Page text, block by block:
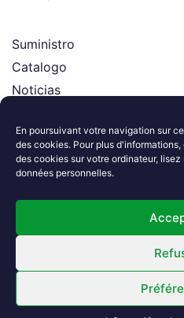
En poursuivant votre navigation sur
des cookies. Pour plus
des cookies sur votre ordinateur,
données personnelles.
Suministro
Catalogo
Noticias
El grupo
Contacto
Síguenos
2024. All Rights